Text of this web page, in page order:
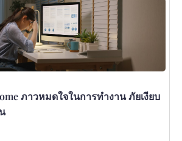
ภาวหมดใจในการทำงาน ภัยเงียบ